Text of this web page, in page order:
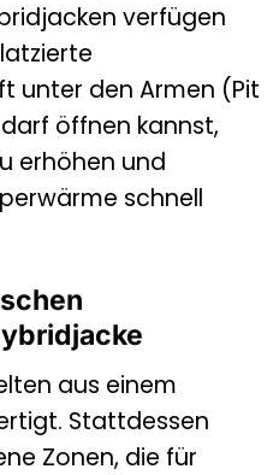
verfügen
unter den Armen (Pit
öffnen kannst,
erhöhen und
schnell
aus einem
Stattdessen
Zonen, die für